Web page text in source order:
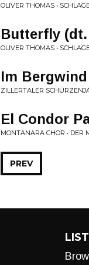
OLIVER THOMAS •
Butterfly
OLIVER THOMAS •
Im
ZILLERTALER
El Condor
MONTANARA CHOR • DER
PREV